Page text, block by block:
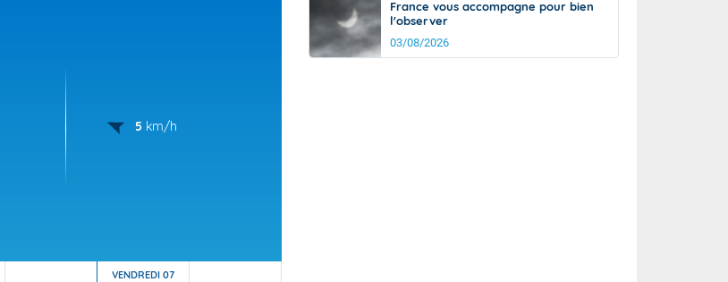
5 km/h
VENDREDI 07
France vous accompagne pour bien
l'observer
03/08/2026